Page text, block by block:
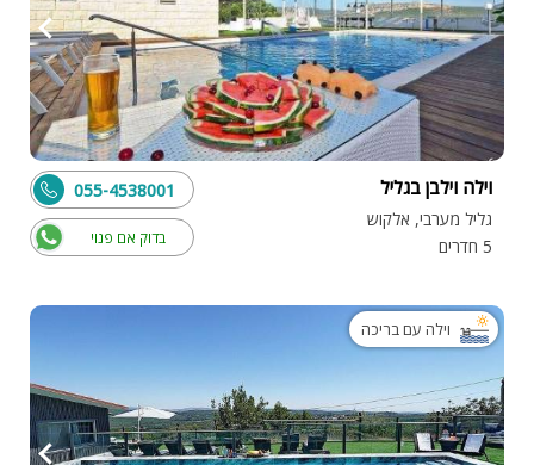
וילה וילבן בגליל
גליל מערבי, אלקוש
5 חדרים
בדוק אם פנוי
055-4538001
וילה עם בריכה